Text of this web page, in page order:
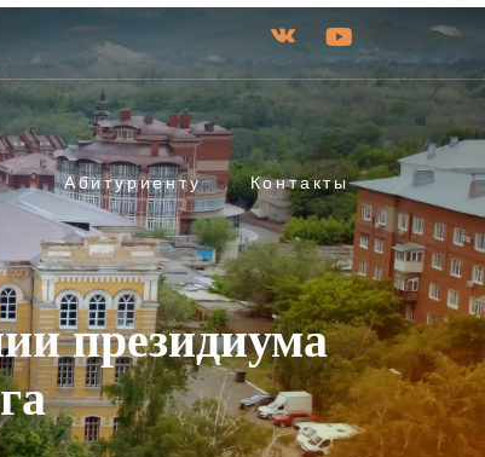
Абитуриенту Контакты
президиума